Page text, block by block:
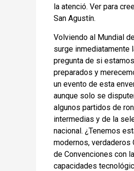
la atenció. Ver para
San Agustín.
Volviendo al Mundial
surge inmediatamente
pregunta de si estamos
preparados y
un evento de esta
aunque solo se
algunos partidos de
intermedias y de la
nacional. ¿Tenemos
modernos, verdaderos
de Convenciones con
capacidades